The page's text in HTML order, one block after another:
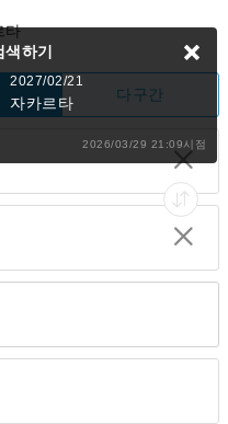
타
다구간
하기
2027/02/21
자카르타
2026/03/29 21:09시점